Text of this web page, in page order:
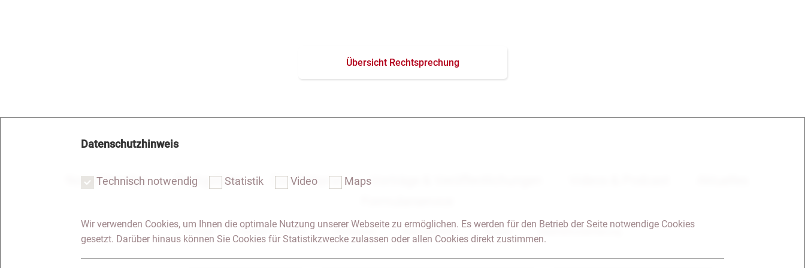
Übersicht Rechtsprechung
Notar Dresden Fachgebiete Das Notariat Vorträge & Veröffentlichungen
Kontakt & Anfahrt Seitenübersicht
Datenschutzhinweis
Technisch notwendig Statistik Video Maps
Wir verwenden Cookies, um Ihnen die optimale Nutzung unserer Webseite zu ermöglichen. Es werden für den Betrieb der Seite notwendige Cookies
gesetzt. Darüber hinaus können Sie Cookies für Statistikzwecke zulassen oder allen Cookies direkt zustimmen.